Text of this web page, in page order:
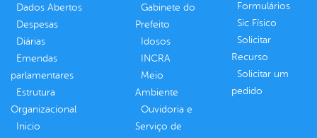
Dados Abertos
Despesas
Diárias
Emendas
parlamentares
Estrutura
Organizacional
Inicio
Gabinete do
Prefeito
Idosos
INCRA
Meio
Ambiente
Ouvidoria e
Serviço de
Formulários
Sic Físico
Solicitar
Recurso
Solicitar um
pedido